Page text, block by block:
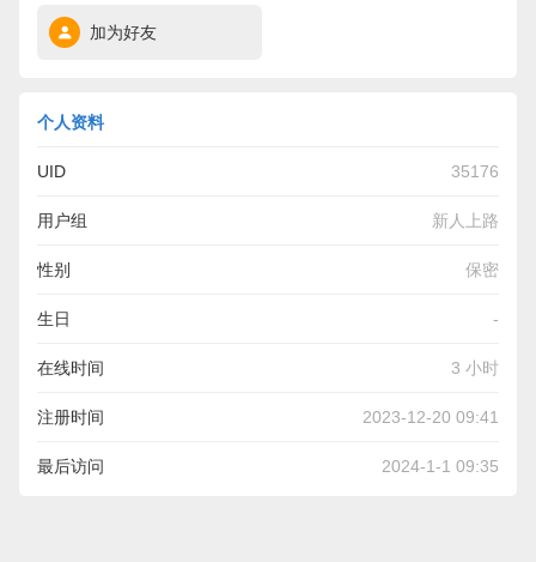
加为好友
个人资料
UID 35176
用户组 新人上路
性别 保密
生日 -
在线时间 3 小时
注册时间 2023-12-20 09:41
最后访问 2024-1-1 09:35